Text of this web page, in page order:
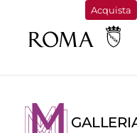
Acquista